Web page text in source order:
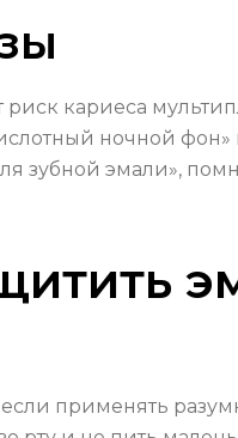
кариеса
ночной фон»
зубной эмали»,
применять